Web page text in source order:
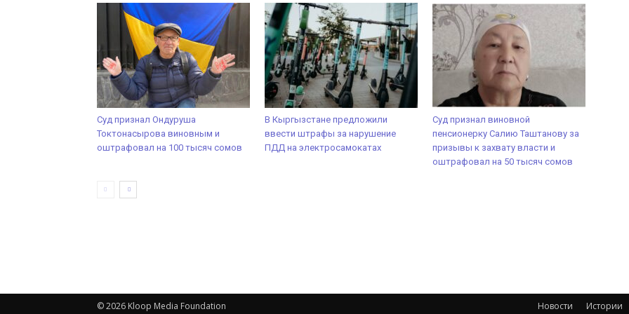
Суд признал Ондуруша
Токтонасырова виновным и
оштрафовал на 100 тысяч сомов
В Кыргызстане предложили
ввести штрафы за нарушение
ПДД на электросамокатах
Суд признал виновной
пенсионерку Салию Таштанову за
призывы к захвату власти и
оштрафовал на 50 тысяч сомов
Новости Истории
© 2026 Kloop Media Foundation